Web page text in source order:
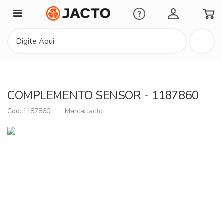
Minha Conta
COMPLEMENTO SENSOR - 1187860
1187860 Jacto